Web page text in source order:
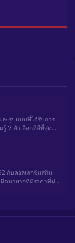
ะรูปแบบที่ได้รับการ
รู้ 7 ตัวเลือกที่ดีที่สุดที่
กับคอลเลกชั่นสกิน
ดหายากที่มีราคาที่น่า